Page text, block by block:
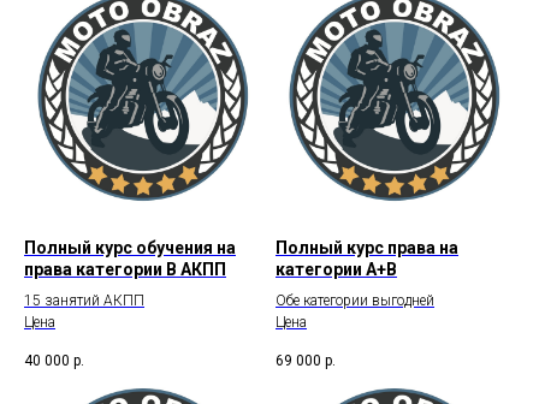
Полный курс обучения на
права категории В АКПП
15 занятий АКПП
Цена
40 000 р.
Полный курс права на
категории А+В
Обе категории выгодней
Цена
69 000 р.